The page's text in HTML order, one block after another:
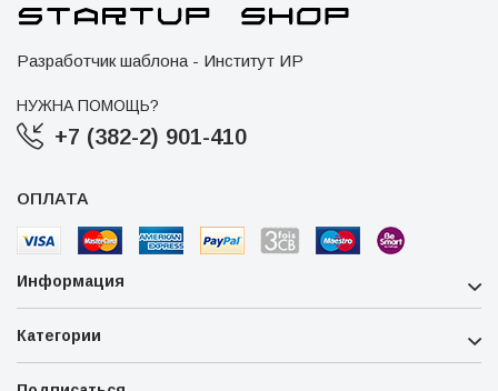
Разработчик шаблона - Институт ИР
НУЖНА ПОМОЩЬ?
+7 (382-2) 901-410
ОПЛАТА
Информация
Категории